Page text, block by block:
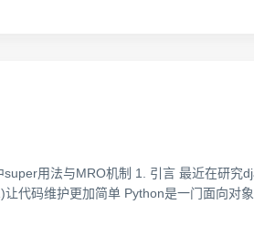
用法与MRO机制 1. 引言 最近在研究
代码维护更加简单 Python是一门面向对